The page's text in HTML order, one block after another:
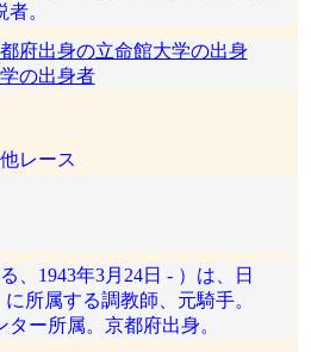
。
府出身の立命館大学の出身
の出身者
レース
、1943年3月24日 - ）は、日
所属する調教師、元騎手。
ー所属。京都府出身。